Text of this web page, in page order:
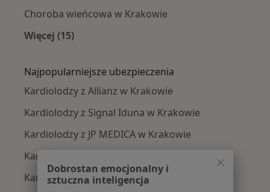
Choroba wieńcowa w Krakowie
Więcej (15)
Najpopularniejsze ubezpieczenia
Kardiolodzy z Allianz w Krakowie
Kardiolodzy z Signal Iduna w Krakowie
Kardiolodzy z JP MEDICA w Krakowie
Kardiolodzy z TU Zdrowie w Krakowie
Kardiolodzy z Świat Zdrowia w Krakowie
Dobrostan emocjonalny i
sztuczna inteligencja